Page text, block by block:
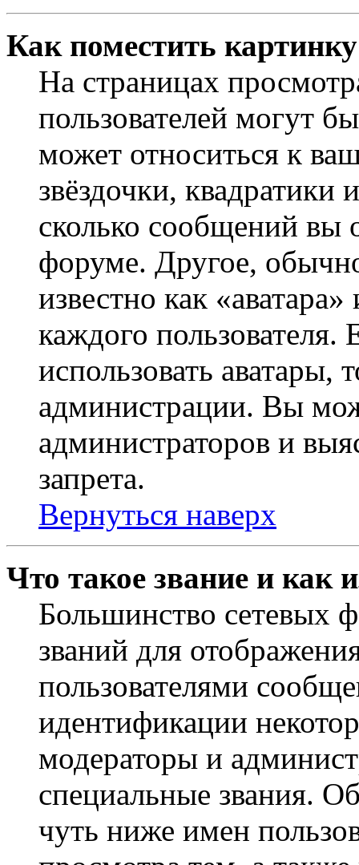
Как поместить
На страницах
пользователей могут
может относиться к
звёздочки,
сколько сообщений вы
форуме. Другое,
известно как
каждого
использовать аватары,
администрации. Вы
администраторов и
запрета.
Вернуться наверх
Что такое звание и как
Большинство сетевых
званий для
пользователями
идентификации
модераторы и
специальные звания.
чуть ниже имен